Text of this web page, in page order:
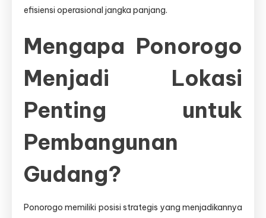
efisiensi operasional jangka panjang.
Mengapa Ponorogo
Menjadi Lokasi
Penting untuk
Pembangunan
Gudang?
Ponorogo memiliki posisi strategis yang menjadikannya